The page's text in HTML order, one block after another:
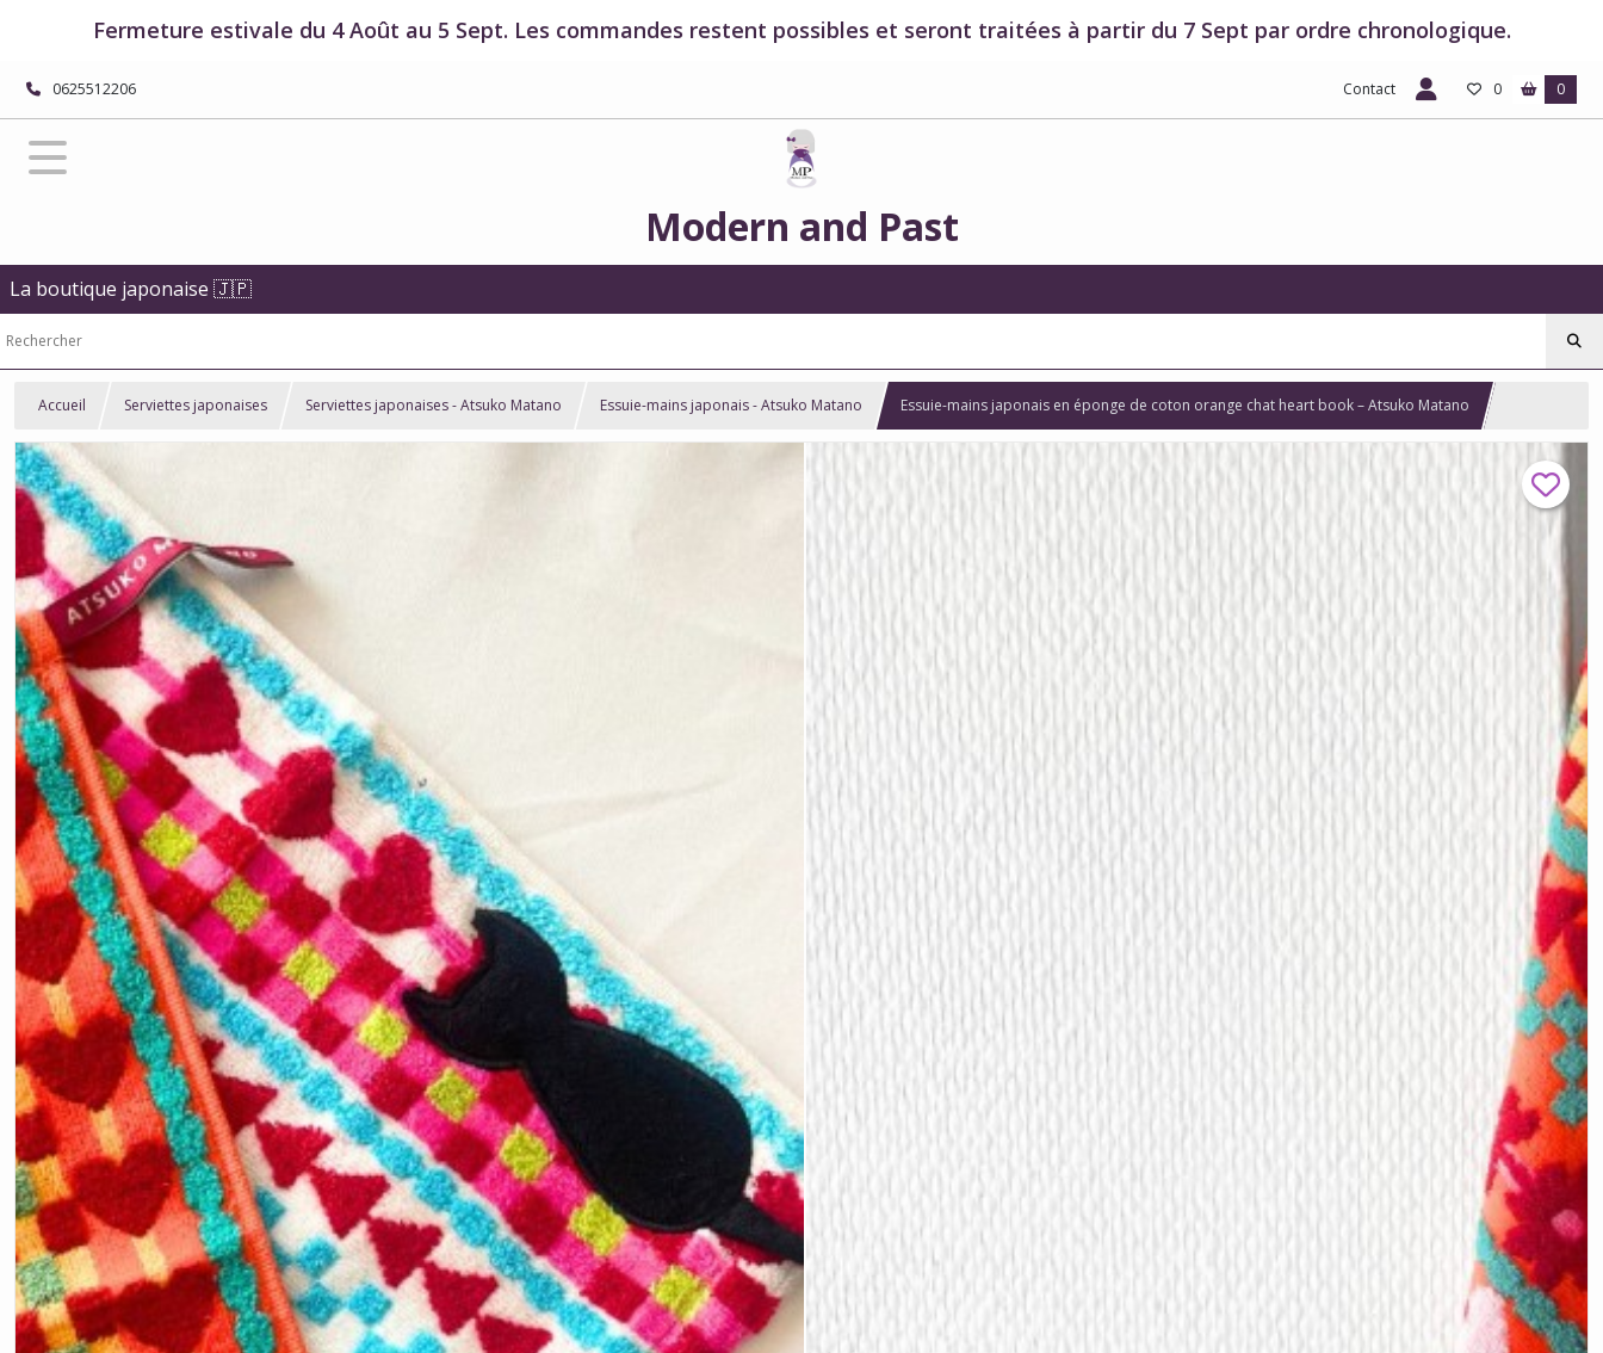
Fermeture estivale du 4 Août au 5 Sept. Les commandes restent possibles et seront traitées à partir du 7 Sept par ordre chronologique.
0625512206 Contact 0 0
Modern and Past
La boutique japonaise 🇯🇵
Accueil Serviettes japonaises Serviettes japonaises - Atsuko Matano Essuie-mains japonais - Atsuko Matano Essuie-mains japonais en éponge de coton orange chat heart book – Atsuko Matano